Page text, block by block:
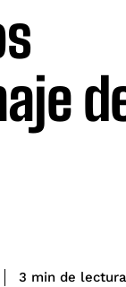
3 min de lectura